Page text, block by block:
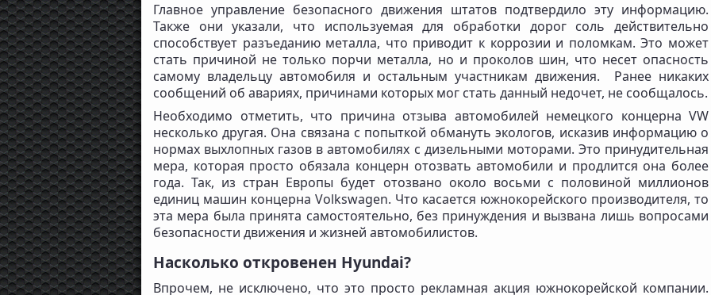
Главное управление безопасного движения штатов подтвердило эту информацию.
Также они указали, что используемая для обработки дорог соль действительно
способствует разъеданию металла, что приводит к коррозии и поломкам. Это может
стать причиной не только порчи металла, но и проколов шин, что несет опасность
самому владельцу автомобиля и остальным участникам движения. Ранее никаких
сообщений об авариях, причинами которых мог стать данный недочет, не сообщалось.
Необходимо отметить, что причина отзыва автомобилей немецкого концерна VW
несколько другая. Она связана с попыткой обмануть экологов, исказив информацию о
нормах выхлопных газов в автомобилях с дизельными моторами. Это принудительная
мера, которая просто обязала концерн отозвать автомобили и продлится она более
года. Так, из стран Европы будет отозвано около восьми с половиной миллионов
единиц машин концерна Volkswagen. Что касается южнокорейского производителя, то
эта мера была принята самостоятельно, без принуждения и вызвана лишь вопросами
безопасности движения и жизней автомобилистов.
Насколько откровенен Hyundai?
Впрочем, не исключено, что это просто рекламная акция южнокорейской компании.